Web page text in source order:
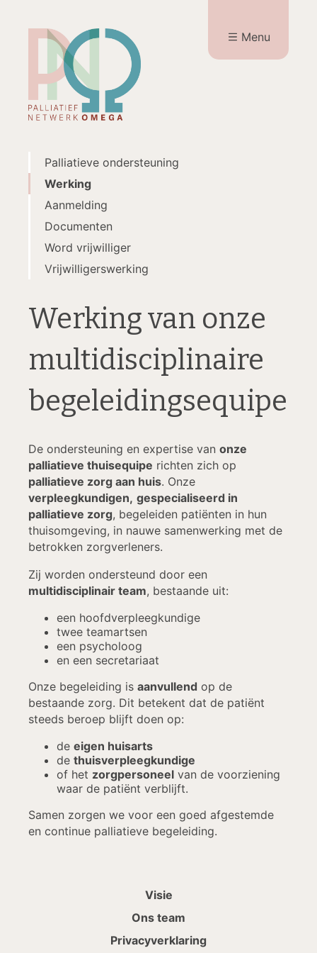
Menu
Palliatieve ondersteuning
Werking
Aanmelding
Documenten
Word vrijwilliger
Vrijwilligerswerking
Werking van onze
multidisciplinaire
begeleidingsequipe
De ondersteuning en expertise van onze
palliatieve thuisequipe richten zich op
palliatieve zorg aan huis. Onze
verpleegkundigen, gespecialiseerd in
palliatieve zorg, begeleiden patiënten in hun
thuisomgeving, in nauwe samenwerking met de
betrokken zorgverleners.
Zij worden ondersteund door een
multidisciplinair team, bestaande uit:
een hoofdverpleegkundige
twee teamartsen
een psycholoog
en een secretariaat
Onze begeleiding is aanvullend op de
bestaande zorg. Dit betekent dat de patiënt
steeds beroep blijft doen op:
de eigen huisarts
de thuisverpleegkundige
of het zorgpersoneel van de voorziening
waar de patiënt verblijft.
Samen zorgen we voor een goed afgestemde
en continue palliatieve begeleiding.
Visie
Ons team
Privacyverklaring